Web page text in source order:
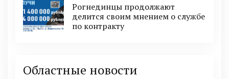
Рогнединцы продолжают
делится своим мнением о службе
по контракту
Областные новости